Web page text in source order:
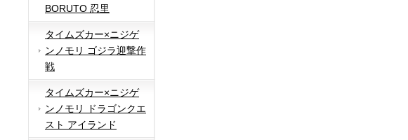
BORUTO 忍里
タイムズカー×ニジゲ
ンノモリ ゴジラ迎撃作
戦
タイムズカー×ニジゲ
ンノモリ ドラゴンクエ
スト アイランド